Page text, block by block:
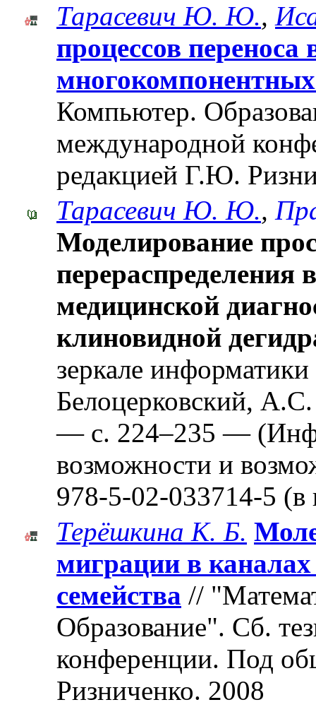
Тарасевич Ю. Ю.,
процессов
Компьютер.
международной
редакцией Г.Ю.
Тарасевич Ю. Ю.,
Моделирование
перераспределения
медицинской
клиновидной
зеркале
Белоцерковский,
— с. 224–235 —
возможности и
978-5-02-033714-5 (в
Терёшкина К. Б.
миграции в
семейства //
Образование". Cб.
конференции. Под
Ризниченко. 2008